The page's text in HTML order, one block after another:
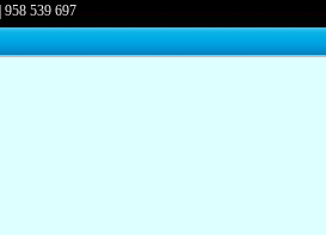
|958 539 697